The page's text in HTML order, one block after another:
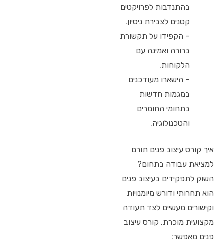
בהתנדבות לפרויקטים
קטנים לצבירת ניסיון.
– הקפידו על תקשורת
ברורה ואמינה עם
הלקוחות.
– הישארו מעודכנים
במגמות חדשות
בתחומי החומרים
והטכנולוגיה.
איך קורס עיצוב פנים תורם
למציאת עבודה בתחום?
השוק לתפקידים בעיצוב פנים
הוא תחרותי ודורש מיומנויות
וקישורים מעשיים לצד תעודה
מקצועית מוכרת. קורס עיצוב
פנים מאפשר: